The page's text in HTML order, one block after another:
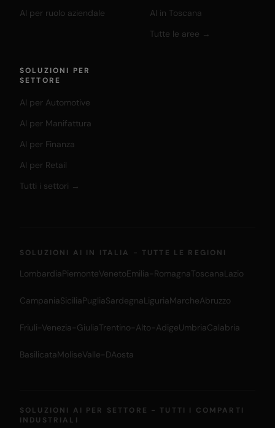
AI per ruolo aziendale
AI in Toscana
Tutte le aree →
SOLUZIONI PER
SETTORE
AI per Automotive
AI per Manifattura
AI per Finanza
AI per Retail
Tutti i settori →
SOLUZIONI AI IN ITALIA - TUTTE LE REGIONI
LombardiaPiemonteVenetoEmilia-RomagnaToscanaLazio
CampaniaSiciliaPugliaSardegnaLiguriaMarcheAbruzzo
Friuli-Venezia-GiuliaTrentino-Alto-AdigeUmbriaCalabria
BasilicataMoliseValle-DAosta
SOLUZIONI AI PER SETTORE - TUTTI I COMPARTI
INDUSTRIALI